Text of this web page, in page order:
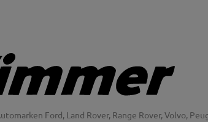
Ford, Land Rover, Range Rover, Volvo,